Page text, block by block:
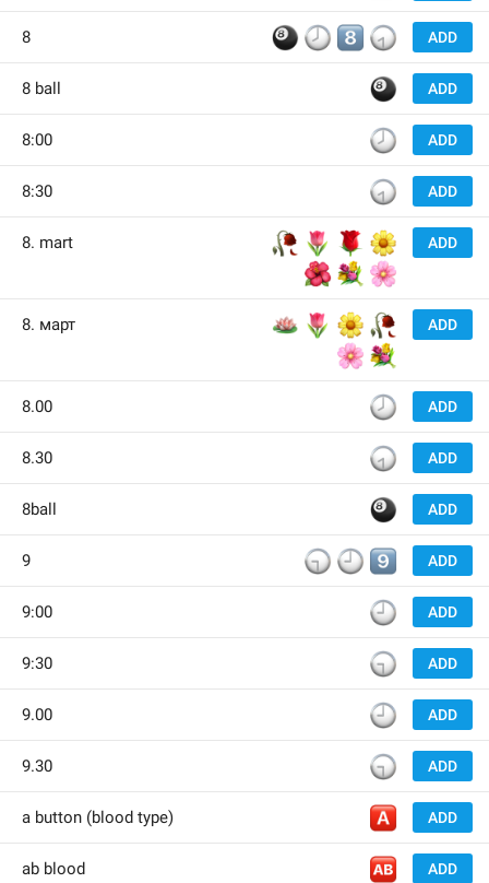
ADD
🎱
🕗
8️⃣
🕣
8
ADD
🎱
8 ball
ADD
🕗
8:00
ADD
🕣
8:30
ADD
🥀
🌷
🌹
🌼
🌺
💐
🌸
8. mart
ADD
🪷
🌷
🌼
🥀
🌸
💐
8. март
ADD
🕗
8.00
ADD
🕣
8.30
ADD
🎱
8ball
ADD
🕤
🕘
9️⃣
9
ADD
🕘
9:00
ADD
🕤
9:30
ADD
🕘
9.00
ADD
🕤
9.30
ADD
🅰️
a button (blood type)
ADD
🆎
ab blood